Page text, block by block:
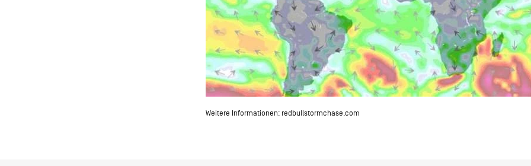
Weitere Informationen: redbullstormchase.com